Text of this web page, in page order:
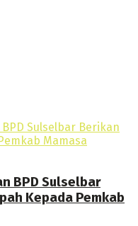
BPD Sulselbar
Kepada Pemkab